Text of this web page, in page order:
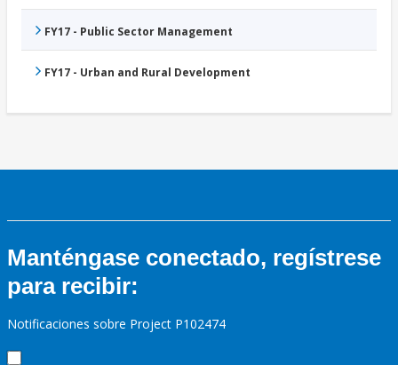
FY17 - Public Sector Management
FY17 - Urban and Rural Development
Manténgase conectado, regístrese
para recibir:
Notificaciones sobre Project P102474